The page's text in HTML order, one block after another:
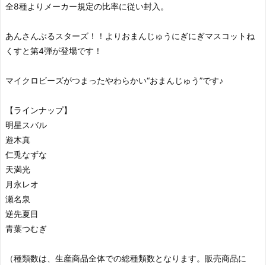
全8種よりメーカー規定の比率に従い封入。
あんさんぶるスターズ！！よりおまんじゅうにぎにぎマスコットね
くすと第4弾が登場です！
マイクロビーズがつまったやわらかい“おまんじゅう”です♪
【ラインナップ】
明星スバル
遊木真
仁兎なずな
天満光
月永レオ
瀬名泉
逆先夏目
青葉つむぎ
（種類数は、生産商品全体での総種類数となります。販売商品に